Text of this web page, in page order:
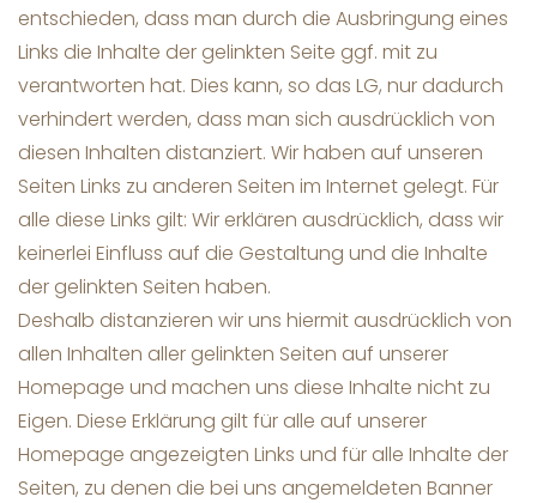
entschieden, dass man durch die Ausbringung eines
Links die Inhalte der gelinkten Seite ggf. mit zu
verantworten hat. Dies kann, so das LG, nur dadurch
verhindert werden, dass man sich ausdrücklich von
diesen Inhalten distanziert. Wir haben auf unseren
Seiten Links zu anderen Seiten im Internet gelegt. Für
alle diese Links gilt: Wir erklären ausdrücklich, dass wir
keinerlei Einfluss auf die Gestaltung und die Inhalte
der gelinkten Seiten haben.
Deshalb distanzieren wir uns hiermit ausdrücklich von
allen Inhalten aller gelinkten Seiten auf unserer
Homepage und machen uns diese Inhalte nicht zu
Eigen. Diese Erklärung gilt für alle auf unserer
Homepage angezeigten Links und für alle Inhalte der
Seiten, zu denen die bei uns angemeldeten Banner